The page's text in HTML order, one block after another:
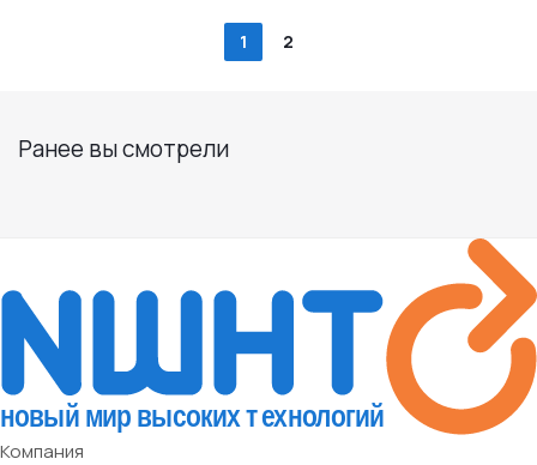
1 2
Ранее вы смотрели
Компания